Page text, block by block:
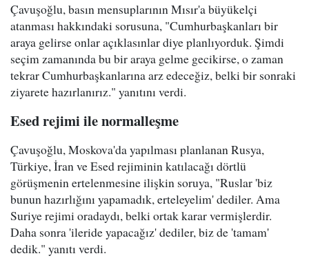
Çavuşoğlu, basın mensuplarının Mısır'a büyükelçi
atanması hakkındaki sorusuna, "Cumhurbaşkanları bir
araya gelirse onlar açıklasınlar diye planlıyorduk. Şimdi
seçim zamanında bu bir araya gelme gecikirse, o zaman
tekrar Cumhurbaşkanlarına arz edeceğiz, belki bir sonraki
ziyarete hazırlanırız." yanıtını verdi.
Esed rejimi ile normalleşme
Çavuşoğlu, Moskova'da yapılması planlanan Rusya,
Türkiye, İran ve Esed rejiminin katılacağı dörtlü
görüşmenin ertelenmesine ilişkin soruya, "Ruslar 'biz
bunun hazırlığını yapamadık, erteleyelim' dediler. Ama
Suriye rejimi oradaydı, belki ortak karar vermişlerdir.
Daha sonra 'ileride yapacağız' dediler, biz de 'tamam'
dedik." yanıtı verdi.